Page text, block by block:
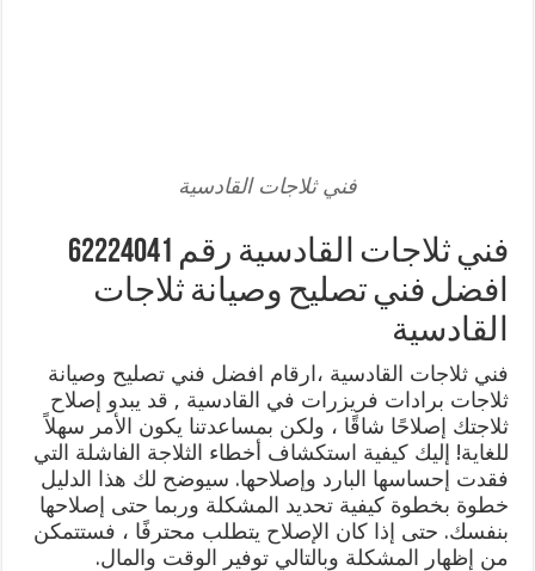
فني ثلاجات القادسية
فني ثلاجات القادسية رقم 62224041
افضل فني تصليح وصيانة ثلاجات
القادسية
فني ثلاجات القادسية ،ارقام افضل فني تصليح وصيانة
ثلاجات برادات فريزرات في القادسية , قد يبدو إصلاح
ثلاجتك إصلاحًا شاقًا ، ولكن بمساعدتنا يكون الأمر سهلاً
للغاية! إليك كيفية استكشاف أخطاء الثلاجة الفاشلة التي
فقدت إحساسها البارد وإصلاحها. سيوضح لك هذا الدليل
خطوة بخطوة كيفية تحديد المشكلة وربما حتى إصلاحها
بنفسك. حتى إذا كان الإصلاح يتطلب محترفًا ، فستتمكن
من إظهار المشكلة وبالتالي توفير الوقت والمال.